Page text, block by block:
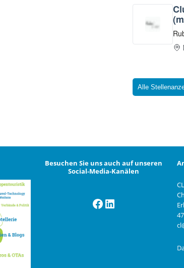
Alle
Besuchen Sie uns auch auf unseren
Social-Media-Kanälen
Facebook
LinkedIn